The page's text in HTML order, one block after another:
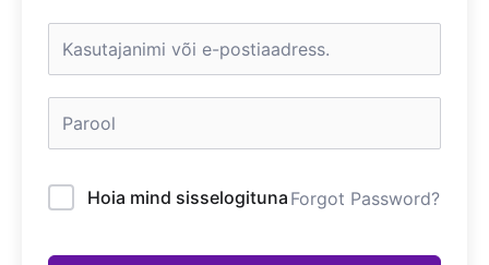
Hoia mind sisselogituna Forgot Password?